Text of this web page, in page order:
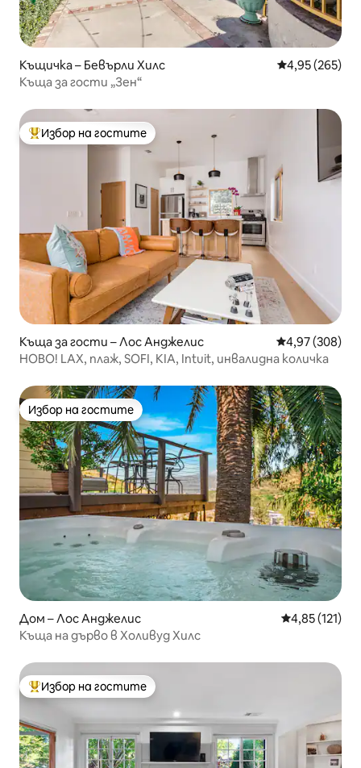
Къщичка – Бевърли Хилс Средна
4,95 (265)
Къща за гости „Зен“
Най-популярен избор на гостите
Избор на гостите
Къща за гости – Лос Анджелис Средна
4,97 (308)
НОВО! LAX, плаж, SOFI, KIA, Intuit, инвалидна количка
Избор на гостите
Избор на гостите
Дом – Лос Анджелис Средна
4,85 (121)
Къща на дърво в Холивуд Хилс
Най-популярен избор на гостите
Избор на гостите